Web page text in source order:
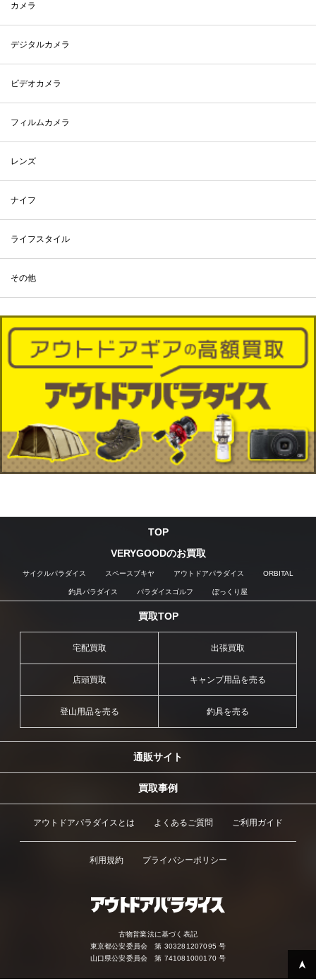
カメラ
デジタルカメラ
ビデオカメラ
フィルムカメラ
レンズ
ナイフ
ライフスタイル
その他
TOP
VERYGOODのお買取
サイクルパラダイス スペースブキヤ アウトドアパラダイス ORBITAL
釣具パラダイス パラダイスゴルフ ぼっくり屋
買取TOP
宅配買取 出張買取
店頭買取 キャンプ用品を売る
登山用品を売る 釣具を売る
通販サイト
買取事例
アウトドアパラダイスとは よくあるご質問 ご利用ガイド
利用規約 プライバシーポリシー
古物営業法に基づく表記
東京都公安委員会 第 303281207095 号
山口県公安委員会 第 741081000170 号